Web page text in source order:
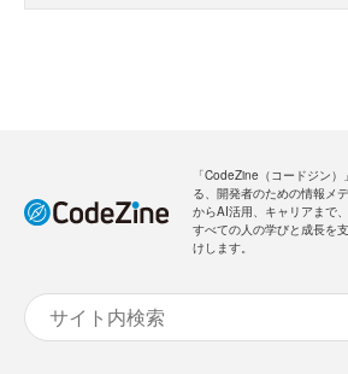
「CodeZine（コードジン
る、開発者のための情報メ
からAI活用、キャリアまで
すべての人の学びと成長を
けします。